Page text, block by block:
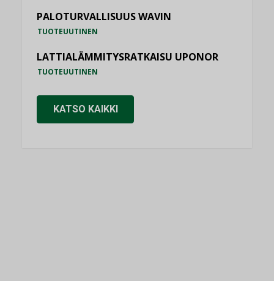
PALOTURVALLISUUS WAVIN
TUOTEUUTINEN
LATTIALÄMMITYSRATKAISU UPONOR
TUOTEUUTINEN
KATSO KAIKKI